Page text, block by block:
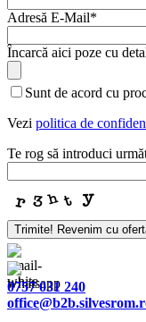
Adresă E-Mail*
Încarcă aici poze cu
YourSunt de acord cu
Vezi politica de
Te rog să introduci
Trimite! Revenim cu
0757 031 240